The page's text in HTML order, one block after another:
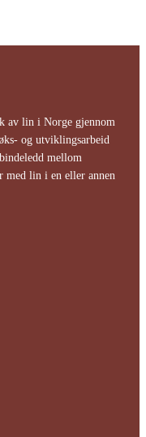
av lin i Norge gjennom
og utviklingsarbeid
mellom
med lin i en eller annen